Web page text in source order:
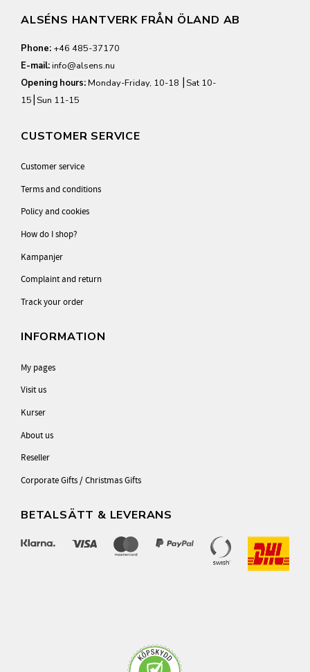
ALSÉNS HANTVERK FRÅN ÖLAND AB
Phone: +46 485-37170
E-mail:info@alsens.nu
Opening hours:Monday-Friday, 10-18 ⎮Sat 10-
15⎮Sun 11-15
CUSTOMER SERVICE
Customer service
Terms and conditions
Policy and cookies
How do I shop?
Kampanjer
Complaint and return
Track your order
INFORMATION
My pages
Visit us
Kurser
About us
Reseller
Corporate Gifts / Christmas Gifts
BETALSÄTT & LEVERANS